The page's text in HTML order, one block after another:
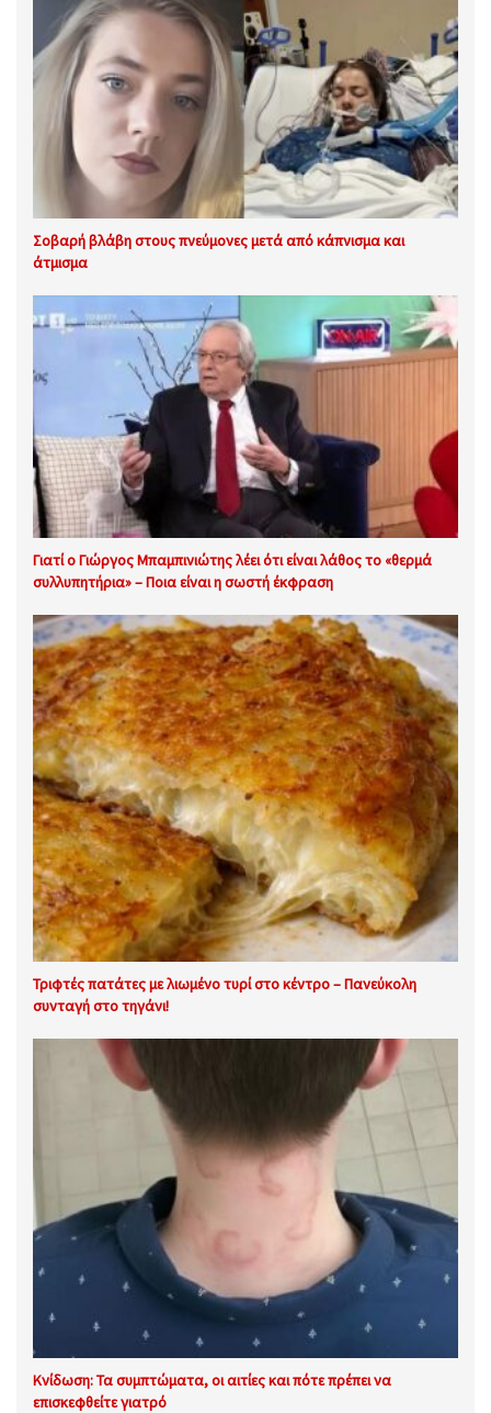
Σοβαρή βλάβη στους πνεύμονες μετά από κάπνισμα και
άτμισμα
Γιατί ο Γιώργος Μπαμπινιώτης λέει ότι είναι λάθος το «θερμά
συλλυπητήρια» – Ποια είναι η σωστή έκφραση
Τριφτές πατάτες με λιωμένο τυρί στο κέντρο – Πανεύκολη
συνταγή στο τηγάνι!
Κνίδωση: Τα συμπτώματα, οι αιτίες και πότε πρέπει να
επισκεφθείτε γιατρό